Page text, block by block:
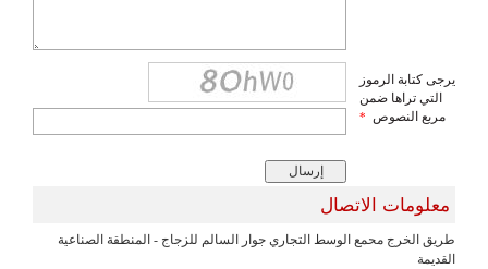
يرجى كتابة الرموز
التي تراها ضمن
مربع النصوص *
معلومات الاتصال
طريق الخرج محمع الوسط التجاري جوار السالم للزجاج - المنطقة الصناعية
القديمة